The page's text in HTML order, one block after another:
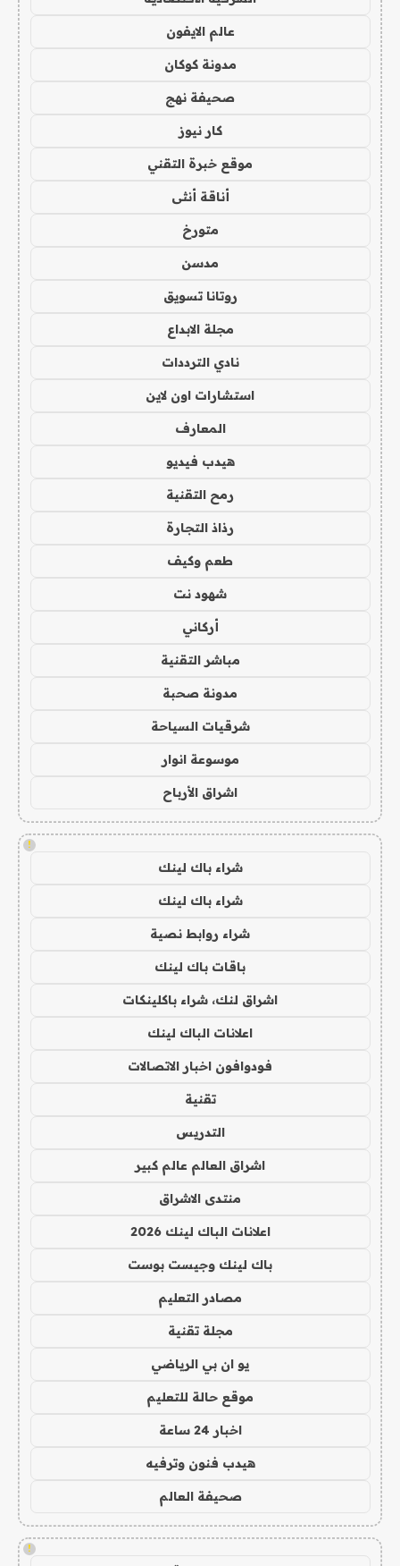
عالم الايفون
مدونة كوكان
صحيفة نهج
كار نيوز
موقع خبرة التقني
أناقة أنثى
متورخ
مدسن
روتانا تسويق
مجلة الابداع
نادي الترددات
استشارات اون لاين
المعارف
هيدب فيديو
رمح التقنية
رذاذ التجارة
طعم وكيف
شهود نت
أركاني
مباشر التقنية
مدونة صحبة
شرقيات السياحة
موسوعة انوار
اشراق الأرباح
!
شراء باك لينك
شراء باك لينك
شراء روابط نصية
باقات باك لينك
اشراق لنك، شراء باكلينكات
اعلانات الباك لينك
فودوافون اخبار الاتصالات
تقنية
التدريس
اشراق العالم عالم كبير
منتدى الاشراق
اعلانات الباك لينك 2026
باك لينك وجيست بوست
مصادر التعليم
مجلة تقنية
يو ان بي الرياضي
موقع حالة للتعليم
اخبار 24 ساعة
هيدب فنون وترفيه
صحيفة العالم
!